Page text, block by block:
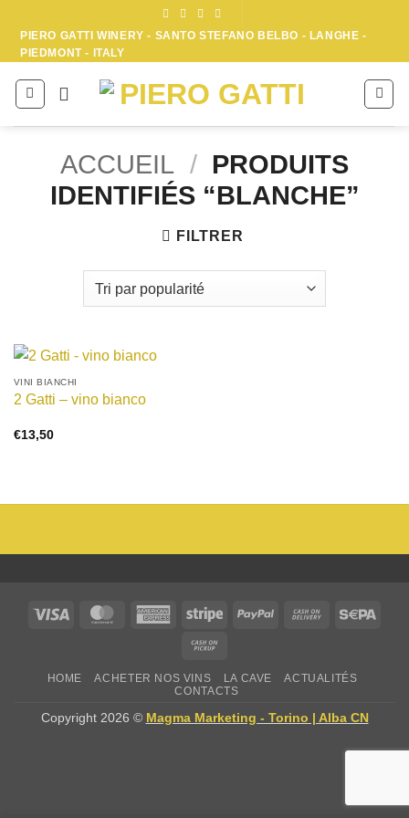
contenu
PIERO GATTI WINERY - SANTO STEFANO BELBO - LANGHE -
PIEDMONT - ITALY
ACCUEIL / PRODUITS
IDENTIFIÉS “BLANCHE”
FILTRER
VINI BIANCHI
2 Gatti – vino bianco
€13,50
Visa MasterCardAmericanStripe PayPal
Cash
Pickup
HOME ACHETER NOS VINS LA CAVE
ACTUALITÉS
CONTACTS
Copyright 2026 © Magma Marketing - Torino | Alba CN